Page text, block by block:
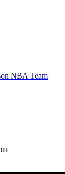
NBA Team